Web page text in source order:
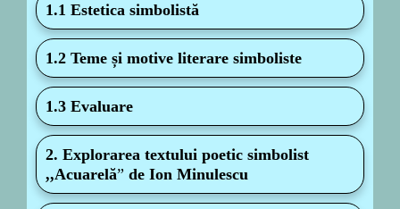
1.1 Estetica simbolistă
1.2 Teme și motive literare simboliste
1.3 Evaluare
2. Explorarea textului poetic simbolist
,,Acuarelă” de Ion Minulescu